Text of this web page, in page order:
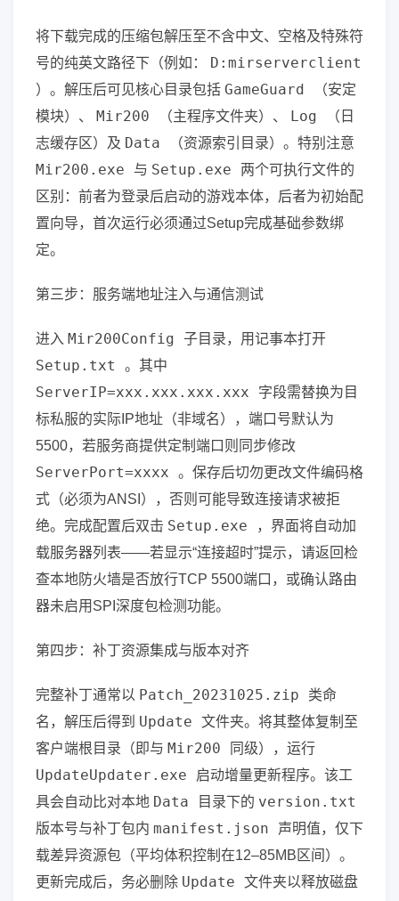
将下载完成的压缩包解压至不含中文、空格及特殊符
号的纯英文路径下（例如： D:mirserverclient
）。解压后可见核心目录包括 GameGuard
（安定
模块）、 Mir200 （主程序文件夹）、 Log
（日
志缓存区）及 Data （资源索引目录）。特别注意
Mir200.exe 与 Setup.exe
两个可执行文件的
区别：前者为登录后启动的游戏本体，后者为初始配
置向导，首次运行必须通过Setup完成基础参数绑
定。
第三步：服务端地址注入与通信测试
进入 Mir200Config 子目录，用记事本打开
Setup.txt 。其中
ServerIP=xxx.xxx.xxx.xxx
字段需替换为目
标私服的实际IP地址（非域名），端口号默认为
5500，若服务商提供定制端口则同步修改
ServerPort=xxxx 。保存后切勿更改文件编码格
式（必须为ANSI），否则可能导致连接请求被拒
绝。完成配置后双击 Setup.exe
，界面将自动加
载服务器列表——若显示“连接超时”提示，请返回检
查本地防火墙是否放行TCP 5500端口，或确认路由
器未启用SPI深度包检测功能。
第四步：补丁资源集成与版本对齐
完整补丁通常以 Patch_20231025.zip
类命
名，解压后得到 Update 文件夹。将其整体复制至
客户端根目录（即与 Mir200 同级），运行
UpdateUpdater.exe
启动增量更新程序。该工
具会自动比对本地 Data 目录下的 version.txt
版本号与补丁包内 manifest.json
声明值，仅下
载差异资源包（平均体积控制在12–85MB区间）。
更新完成后，务必删除 Update 文件夹以释放磁盘